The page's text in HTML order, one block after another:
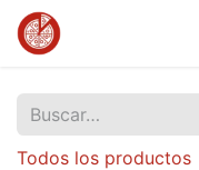
Todos los productos